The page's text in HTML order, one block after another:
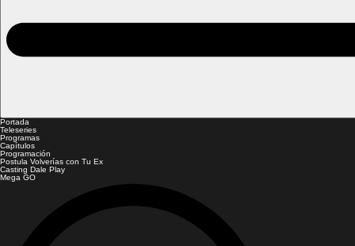
Portada
Teleseries
Programas
Capítulos
Programación
Postula Volverías con Tu Ex
Casting Dale Play
Mega GO